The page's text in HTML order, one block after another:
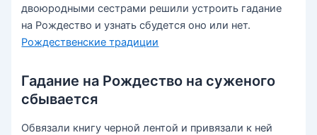
двоюродными сестрами решили устроить гадание
на Рождество и узнать сбудется оно или нет.
Рождественские традиции
Гадание на Рождество на суженого
сбывается
Обвязали книгу черной лентой и привязали к ней